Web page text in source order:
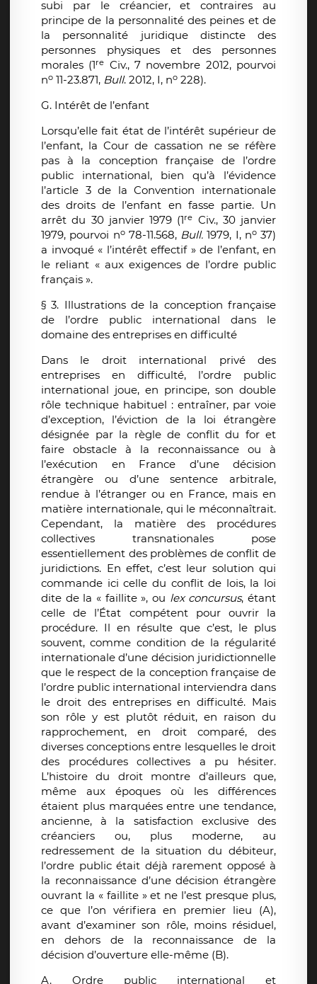
subi par le créancier, et contraires au
principe de la personnalité des peines et de
la personnalité juridique distincte des
personnes physiques et des personnes
morales (1re Civ., 7 novembre 2012, pourvoi
no 11-23.871, Bull. 2012, I, no 228).
G. Intérêt de l’enfant
Lorsqu’elle fait état de l’intérêt supérieur de
l’enfant, la Cour de cassation ne se réfère
pas à la conception française de l’ordre
public international, bien qu’à l’évidence
l’article 3 de la Convention internationale
des droits de l’enfant en fasse partie. Un
arrêt du 30 janvier 1979 (1re Civ., 30 janvier
1979, pourvoi no78-11.568, Bull. 1979, I, no37)
a invoqué « l’intérêt effectif » de l’enfant, en
le reliant « aux exigences de l’ordre public
français ».
§ 3. Illustrations de la conception française
de l’ordre public international dans le
domaine des entreprises en difficulté
Dans le droit international privé des
entreprises en difficulté, l’ordre public
international joue, en principe, son double
rôle technique habituel : entraîner, par voie
d’exception, l’éviction de la loi étrangère
désignée par la règle de conflit du for et
faire obstacle à la reconnaissance ou à
l’exécution en France d’une décision
étrangère ou d’une sentence arbitrale,
rendue à l’étranger ou en France, mais en
matière internationale, qui le méconnaîtrait.
Cependant, la matière des procédures
collectives transnationales pose
essentiellement des problèmes de conflit de
juridictions. En effet, c’est leur solution qui
commande ici celle du conflit de lois, la loi
dite de la « faillite », ou lex concursus, étant
celle de l’État compétent pour ouvrir la
procédure. Il en résulte que c’est, le plus
souvent, comme condition de la régularité
internationale d’une décision juridictionnelle
que le respect de la conception française de
l’ordre public international interviendra dans
le droit des entreprises en difficulté. Mais
son rôle y est plutôt réduit, en raison du
rapprochement, en droit comparé, des
diverses conceptions entre lesquelles le droit
des procédures collectives a pu hésiter.
L’histoire du droit montre d’ailleurs que,
même aux époques où les différences
étaient plus marquées entre une tendance,
ancienne, à la satisfaction exclusive des
créanciers ou, plus moderne, au
redressement de la situation du débiteur,
l’ordre public était déjà rarement opposé à
la reconnaissance d’une décision étrangère
ouvrant la « faillite » et ne l’est presque plus,
ce que l’on vérifiera en premier lieu (A),
avant d’examiner son rôle, moins résiduel,
en dehors de la reconnaissance de la
décision d’ouverture elle-même (B).
A. Ordre public international et